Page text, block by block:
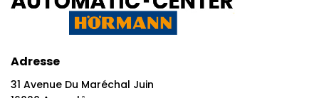
Adresse
31 Avenue Du Maréchal Juin